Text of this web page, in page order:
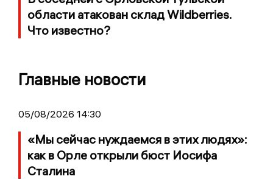
области атакован склад Wildberries.
Что известно?
Главные новости
05/08/2026 14:30
«Мы сейчас нуждаемся в этих людях»:
как в Орле открыли бюст Иосифа
Сталина